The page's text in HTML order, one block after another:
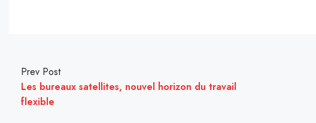
Prev Post
Les bureaux satellites, nouvel horizon du travail
flexible